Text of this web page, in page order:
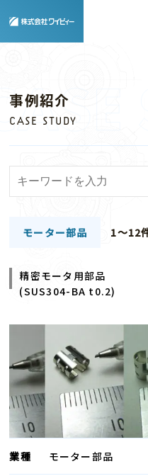
事例紹介
CASE STUDY
モーター部品 1～12
精密モータ用部品
(SUS304-BA t0.2)
業種 モーター部品